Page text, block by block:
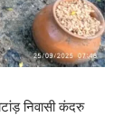
निवासी कंदरु